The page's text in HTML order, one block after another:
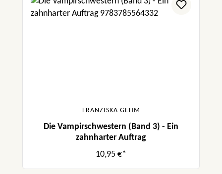
FRANZISKA GEHM
Die Vampirschwestern (Band 3) - Ein
zahnharter Auftrag
10,95 €*